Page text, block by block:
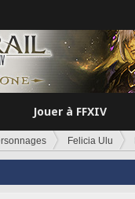
Jouer à FFXIV
Felicia Ulu